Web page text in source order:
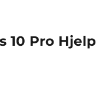
10 Pro Hjelp